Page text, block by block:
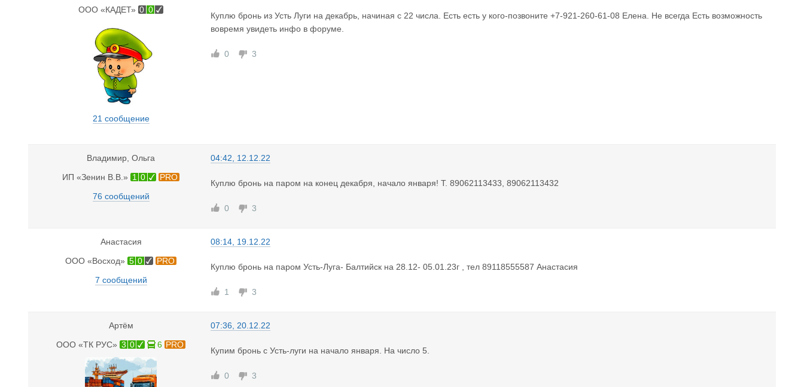
ООО «КАДЕТ» 0 0
21 сообщение
Куплю бронь из Усть Луги на декабрь, начиная с 22 числа. Есть есть у кого-позвоните +7-921-260-61-08 Елена. Не всегда Есть возможность
вовремя увидеть инфо в форуме.
0 3
Владимир, Ольга
ИП «Зенин В.В.» 1 0
PRO
76 сообщений
04:42, 12.12.22
Куплю бронь на паром на конец декабря, начало января! Т. 89062113433, 89062113432
0 3
Анастасия
ООО «Восход» 5 0
PRO
7 сообщений
08:14, 19.12.22
Куплю бронь на паром Усть-Луга- Балтийск на 28.12- 05.01.23г , тел 89118555587 Анастасия
1 3
Артём
ООО «ТК РУС» 3 0 6 PRO
07:36, 20.12.22
Купим бронь с Усть-луги на начало января. На число 5.
0 3